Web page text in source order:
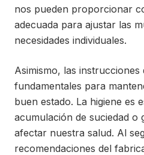
nos pueden proporcionar
adecuada para ajustar las
necesidades individuales.
Asimismo, las instrucciones
fundamentales para
buen estado. La higiene es
acumulación de suciedad o
afectar nuestra salud. Al
recomendaciones del